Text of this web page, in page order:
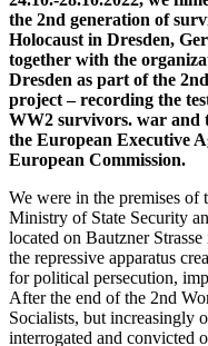
the 2nd generation of
Holocaust in Dresden,
together with the
Dresden as part of the
project – recording the
WW2 survivors. war and
the European Executive
European Commission.
We were in the premises
Ministry of State Security
located on Bautzner
the repressive apparatus
for political persecution,
After the end of the 2nd
Socialists, but increasingly
interrogated and convicted